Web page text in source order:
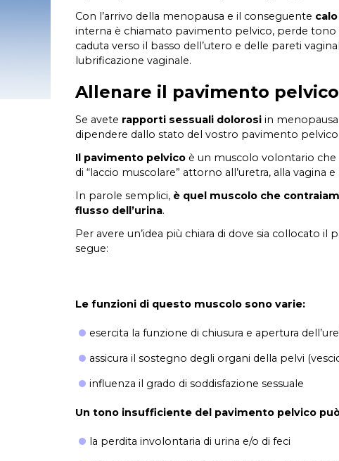
Con l’arrivo della menopausa e il conseguente
interna è chiamato pavimento pelvico, perde
caduta verso il basso dell’utero e delle pareti
lubrificazione vaginale.
Allenare il pavimento
Se avete rapporti sessuali dolorosi in
dipendere dallo stato del vostro pavimento pelvico.
Il pavimento pelvico è un muscolo volontario
di “laccio muscolare” attorno all’uretra, alla vagina e
In parole semplici, è quel muscolo che
flusso dell’urina.
Per avere un’idea più chiara di dove sia collocato
segue:
Le funzioni di questo muscolo sono varie:
esercita la funzione di chiusura e apertura
assicura il sostegno degli organi della pelvi
influenza il grado di soddisfazione sessuale
Un tono insufficiente del pavimento pelvico
la perdita involontaria di urina e/o di feci
cutanee in menopausa: cause